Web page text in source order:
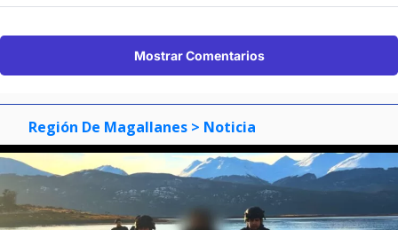
Mostrar Comentarios
Región De Magallanes > Noticia